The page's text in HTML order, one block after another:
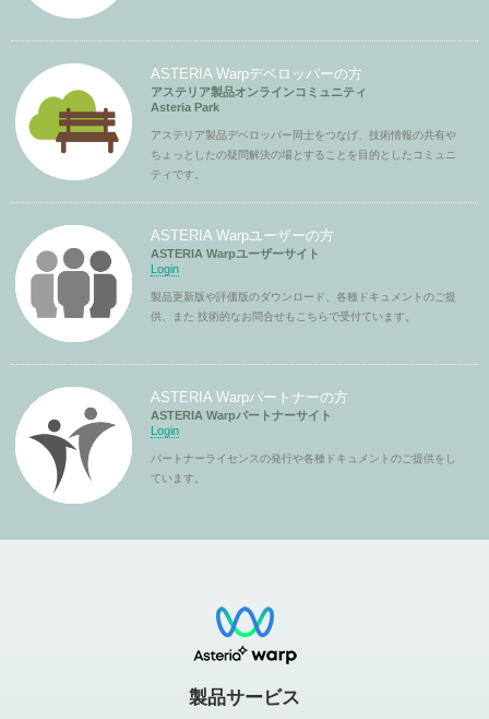
ASTERIA Warpデベロッパーの方
アステリア製品オンラインコミュニティ
Asteria Park
アステリア製品デベロッパー同士をつなげ、技術情報の共有や
ちょっとしたの疑問解決の場とすることを目的としたコミュニ
ティです。
ASTERIA Warpユーザーの方
ASTERIA Warpユーザーサイト
Login
製品更新版や評価版のダウンロード、各種ドキュメントのご提
供、また 技術的なお問合せもこちらで受付ています。
ASTERIA Warpパートナーの方
ASTERIA Warpパートナーサイト
Login
パートナーライセンスの発行や各種ドキュメントのご提供をし
ています。
製品サービス